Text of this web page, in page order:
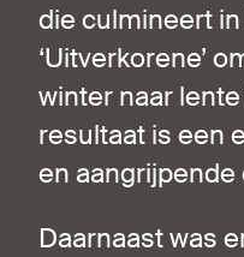
die culmineert
‘Uitverkorene’
winter naar
resultaat is een
en
Daarnaast was